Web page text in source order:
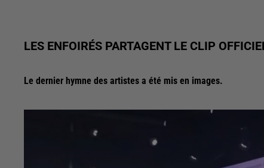
LES ENFOIRÉS PARTAGENT LE CLIP
Le dernier hymne des artistes a été mis en images.